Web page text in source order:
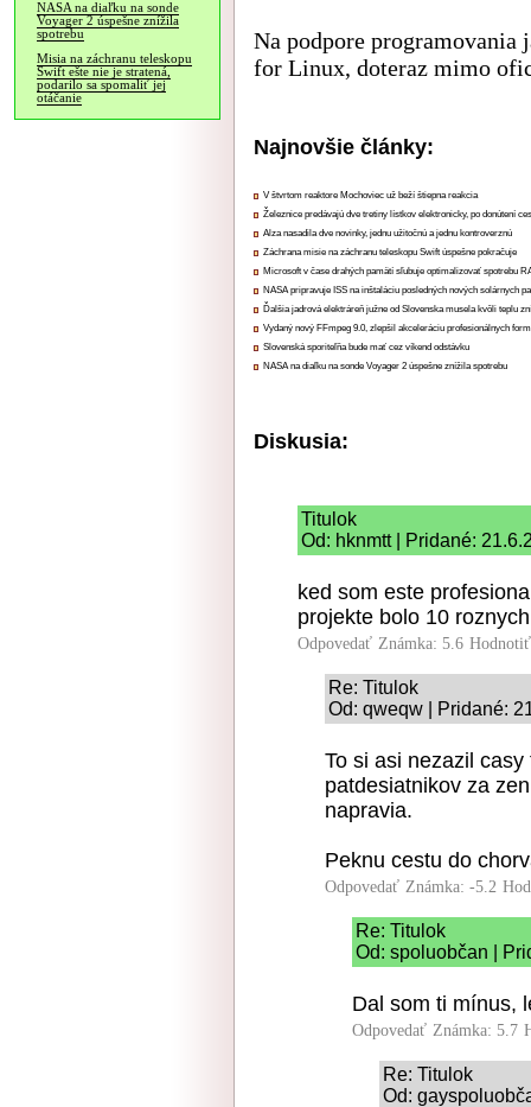
NASA na diaľku na sonde
Voyager 2 úspešne znížila
spotrebu
Misia na záchranu teleskopu
Swift ešte nie je stratená,
podarilo sa spomaliť jej
otáčanie
Na podpore programovania
for Linux, doteraz mimo
Najnovšie články:
V štvrtom reaktore Mochoviec už beží štiepna reakcia
Železnice predávajú dve tretiny lístkov elektronicky, po donútení
Alza nasadila dve novinky, jednu užitočnú a jednu kontroverznú
Záchrana misie na záchranu teleskopu Swift úspešne pokračuje
Microsoft v čase drahých pamätí sľubuje optimalizovať spotrebu
NASA pripravuje ISS na inštaláciu posledných nových solárnych
Ďalšia jadrová elektráreň južne od Slovenska musela kvôli teplu
Vydaný nový FFmpeg 9.0, zlepšil akceleráciu profesionálnych
Slovenská sporiteľňa bude mať cez víkend odstávku
NASA na diaľku na sonde Voyager 2 úspešne znížila spotrebu
Diskusia:
Titulok
Od: hknmtt | Pridané:
ked som este
projekte bolo 10
Odpovedať Známka: 5.6
Re: Titulok
Od: qweqw | Pridané:
To si asi nezazil
patdesiatnikov za
napravia.
Peknu cestu do
Odpovedať Známka: -5.2
Re: Titulok
Od: spoluobčan |
Dal som ti mínus,
Odpovedať Známka: 5.7
Re: Titulok
Od: